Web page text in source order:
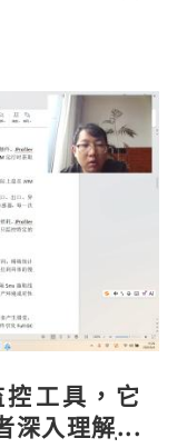
工具，它
深入理解JV